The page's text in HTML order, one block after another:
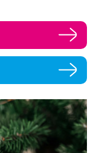
согласие на
с политикой